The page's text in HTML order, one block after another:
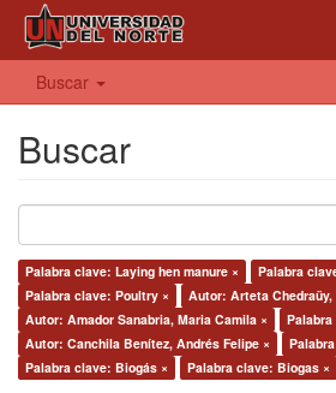
Buscar
Buscar
Palabra clave: Laying hen manure ×
Palabra
Palabra clave: Poultry ×
Autor: Arteta Chedraüy,
Autor: Amador Sanabria, Maria Camila ×
Autor: Canchila Benítez, Andrés Felipe ×
Palabra clave: Biogás ×
Palabra clave: Biogas ×